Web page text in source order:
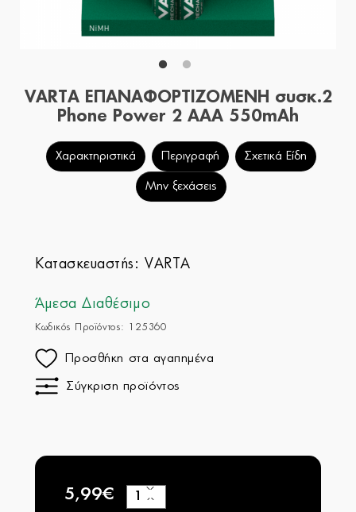
VARTA ΕΠΑΝΑΦΟΡΤΙΖΟΜΕΝΗ συσκ.2
Phone Power 2 AAA 550mAh
Χαρακτηριστικά Περιγραφή Σχετικά Είδη
Μην ξεχάσεις
Κατασκευαστής:VARTA
Άμεσα Διαθέσιμο
Κωδικός Προϊόντος: 125360
Προσθήκη στα αγαπημένα
Σύγκριση προϊόντος
5,99€
−
+